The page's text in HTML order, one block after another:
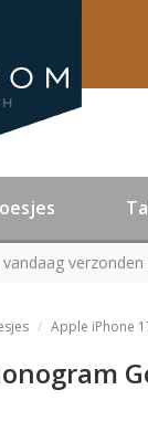
verzonden
Apple iPhone